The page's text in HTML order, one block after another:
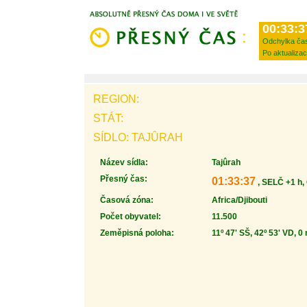
Odchylka
Po
REGION:
STÁT:
SÍDLO: TAJÛRAH
Název sídla:
Tajûrah
Přesný čas:
01:33:37 , SELČ +1 h,
Časová zóna:
Africa/Djibouti
Počet obyvatel:
11.500
Zeměpisná poloha:
11º 47' SŠ, 42º 53' VD, 0